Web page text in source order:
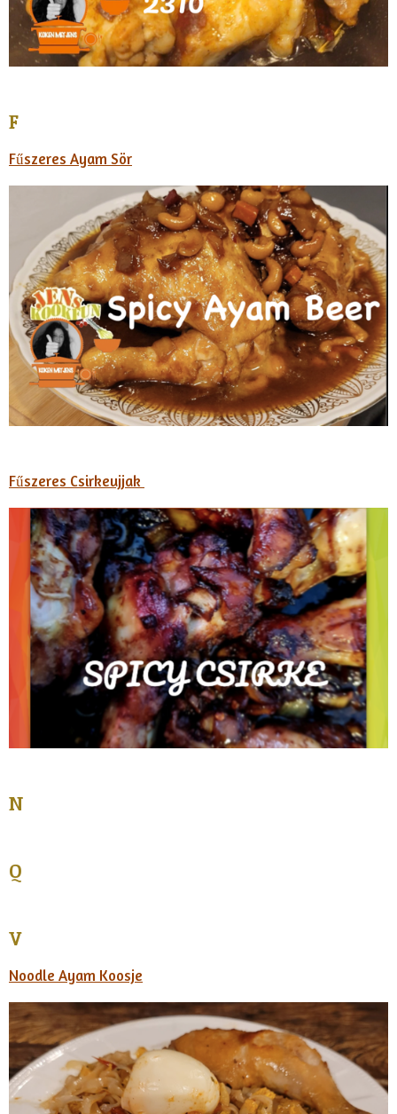
F
Fűszeres Ayam Sör
Fűszeres Csirkeujjak
N
Q
V
Noodle Ayam Koosje